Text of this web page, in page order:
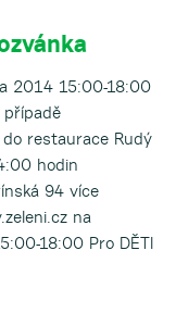
2014 15:00-18:00
případě
restaurace Rudý
hodin
94 více
na
18:00 Pro DĚTI